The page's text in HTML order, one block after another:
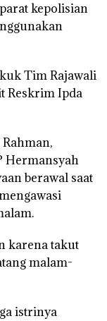
kepolisian
Tim Rajawali
Reskrim Ipda
Hermansyah
berawal saat
karena takut
malam-
istrinya